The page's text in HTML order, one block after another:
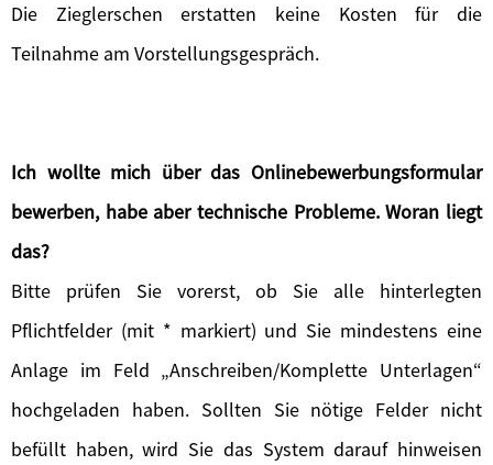
Die Zieglerschen erstatten keine Kosten für die
Teilnahme am Vorstellungsgespräch.
Ich wollte mich über das Onlinebewerbungsformular
bewerben, habe aber technische Probleme. Woran liegt
das?
Bitte prüfen Sie vorerst, ob Sie alle hinterlegten
Pflichtfelder (mit * markiert) und Sie mindestens eine
Anlage im Feld „Anschreiben/Komplette Unterlagen“
hochgeladen haben. Sollten Sie nötige Felder nicht
befüllt haben, wird Sie das System darauf hinweisen